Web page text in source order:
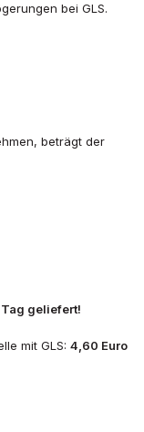
bei GLS.
beträgt der
geliefert!
mit GLS: 4,60 Euro